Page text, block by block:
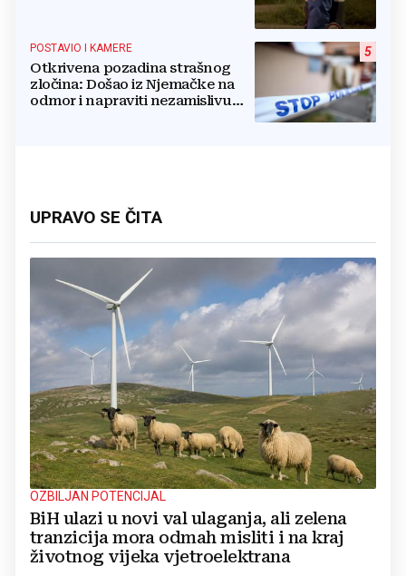
5
POSTAVIO I KAMERE
Otkrivena pozadina strašnog
zločina: Došao iz Njemačke na
odmor i napraviti nezamislivu
UPRAVO SE ČITA
OZBILJAN POTENCIJAL
BiH ulazi u novi val ulaganja, ali zelena
tranzicija mora odmah misliti i na kraj
životnog vijeka vjetroelektrana